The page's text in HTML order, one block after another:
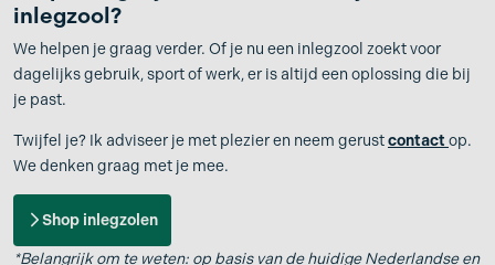
inlegzool?
We helpen je graag verder. Of je nu een inlegzool zoekt voor
dagelijks gebruik, sport of werk, er is altijd een oplossing die bij
je past.
Twijfel je? Ik adviseer je met plezier en neem gerustcontact op.
We denken graag met je mee.
Shop inlegzolen
*Belangrijk om te weten: op basis van de huidige Nederlandse en